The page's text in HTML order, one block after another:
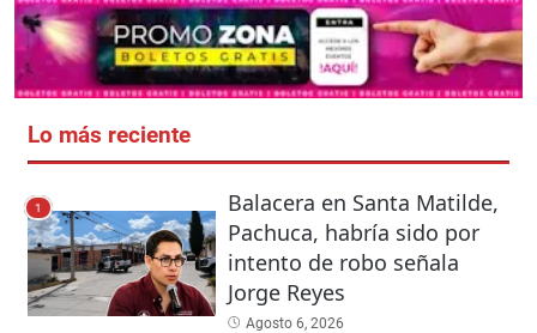
Lo más reciente
1
Balacera en Santa Matilde,
Pachuca, habría sido por
intento de robo señala
Jorge Reyes
Agosto 6, 2026